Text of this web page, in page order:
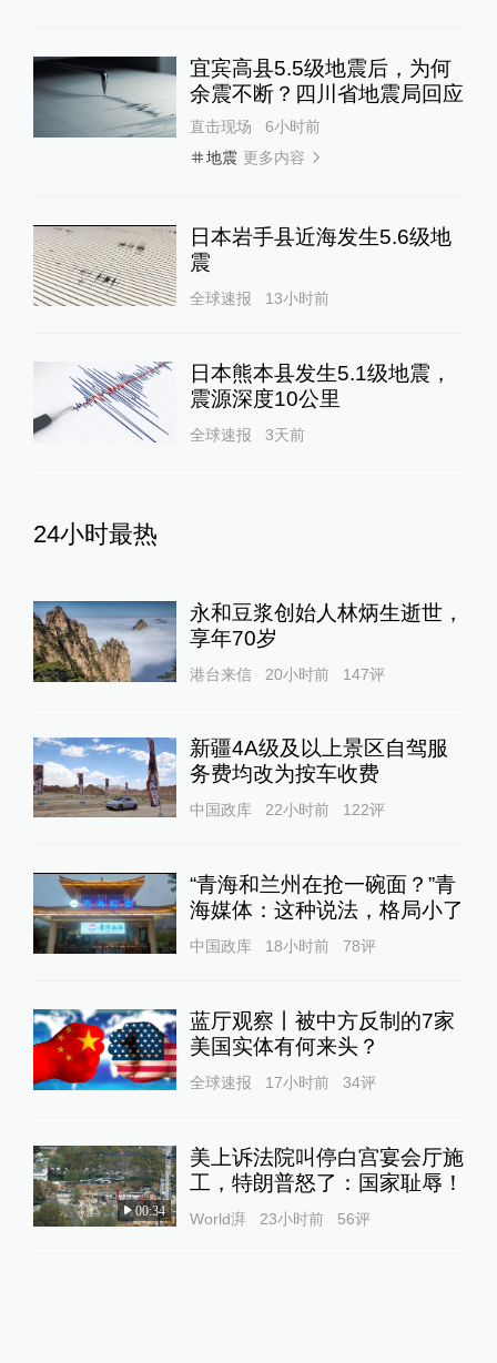
宜宾高县5.5级地震后，为何
余震不断？四川省地震局回应
直击现场
6小时前
地震 更多内容
日本岩手县近海发生5.6级地
震
全球速报 13小时前
日本熊本县发生5.1级地震，
震源深度10公里
全球速报 3天前
24小时最热
永和豆浆创始人林炳生逝世，
享年70岁
港台来信 20小时前 147评
新疆4A级及以上景区自驾服
务费均改为按车收费
中国政库 22小时前 122评
“青海和兰州在抢一碗面？”青
海媒体：这种说法，格局小了
中国政库 18小时前 78评
蓝厅观察丨被中方反制的7家
美国实体有何来头？
全球速报 17小时前 34评
00:34
美上诉法院叫停白宫宴会厅施
工，特朗普怒了：国家耻辱！
World湃 23小时前 56评